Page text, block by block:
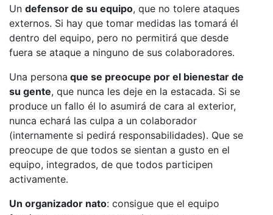
Un defensor de su equipo, que no tolere ataques
externos. Si hay que tomar medidas las tomará él
dentro del equipo, pero no permitirá que desde
fuera se ataque a ninguno de sus colaboradores.
Una persona que se preocupe por el bienestar de
su gente, que nunca les deje en la estacada. Si se
produce un fallo él lo asumirá de cara al exterior,
nunca echará las culpa a un colaborador
(internamente si pedirá responsabilidades). Que se
preocupe de que todos se sientan a gusto en el
equipo, integrados, de que todos participen
activamente.
Un organizador nato: consigue que el equipo